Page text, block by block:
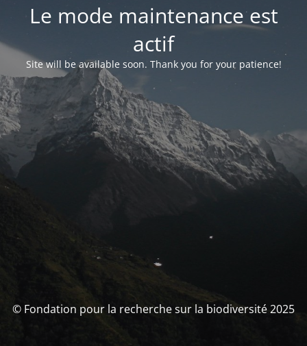
Le mode maintenance est
actif
Site will be available soon. Thank you for your patience!
© Fondation pour la recherche sur la biodiversité 2025